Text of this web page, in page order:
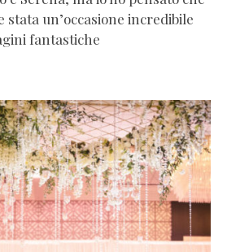
stata un’occasione incredibile
fantastiche